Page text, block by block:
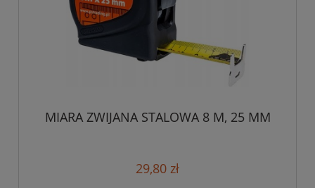
MIARA ZWIJANA STALOWA 8 M, 25 MM
29,80 zł